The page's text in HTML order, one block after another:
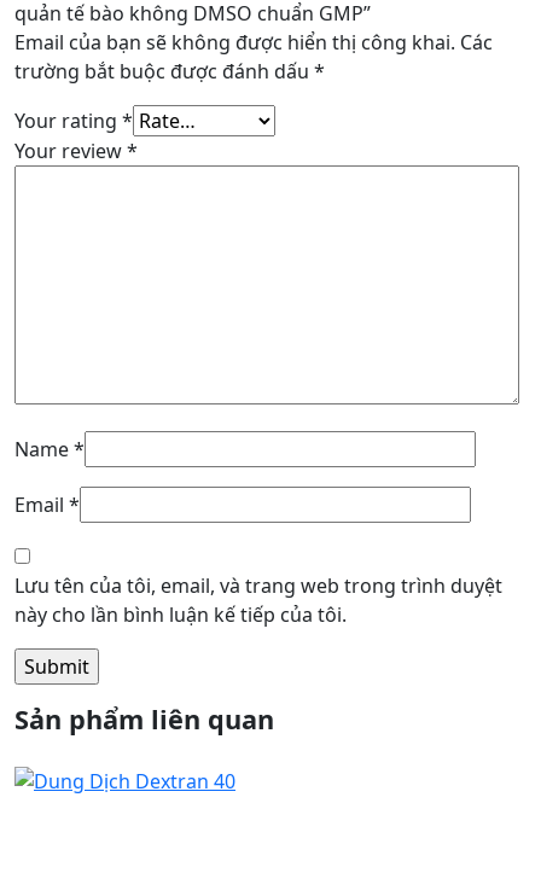
quản tế bào không DMSO chuẩn GMP”
Email của bạn sẽ không được hiển thị công khai. Các
trường bắt buộc được đánh dấu *
Your rating *
Your review*
Name*
Email *
Lưu tên của tôi, email, và trang web trong trình duyệt
này cho lần bình luận kế tiếp của tôi.
Sản phẩm liên quan